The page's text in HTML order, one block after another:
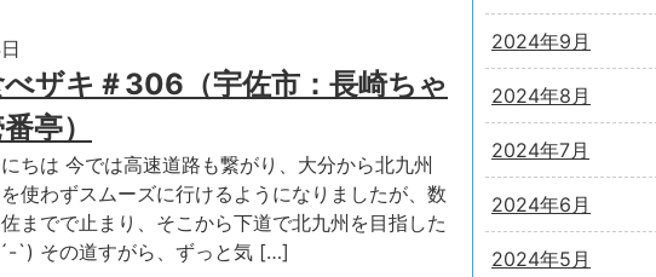
ザキ＃306（宇佐市：長崎ちゃ
亭）
ちは 今では高速道路も繋がり、大分から北九州
使わずスムーズに行けるようになりましたが、数
までで止まり、そこから下道で北九州を目指した
`) その道すがら、ずっと気 […]
2024年9月
2024年8月
2024年7月
2024年6月
2024年5月